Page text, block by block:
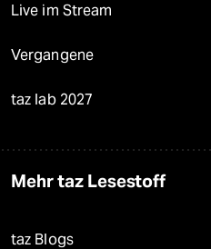
Live im Stream
Vergangene
taz lab 2027
Mehr taz Lesestoff
taz Blogs